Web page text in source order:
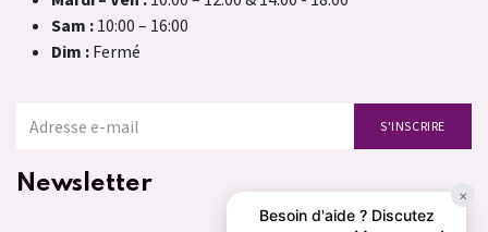
Sam : 10:00 – 16:00
Dim : Fermé
S'INSCRIRE
Newsletter ×
Besoin d'aide ? Discutez